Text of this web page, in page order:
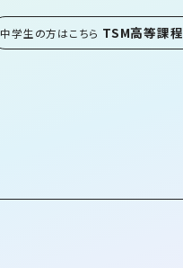
中学生の方はこちら TSM高等課程